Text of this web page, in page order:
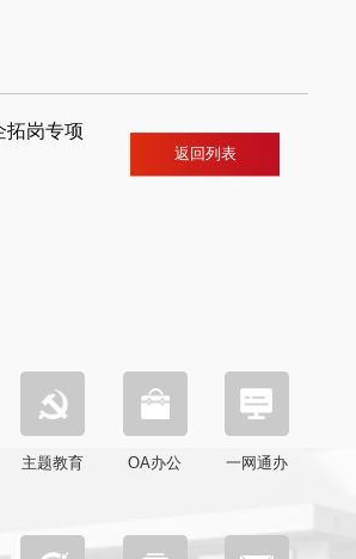
岗专项
返回列表
主题教育 OA办公 一网通办